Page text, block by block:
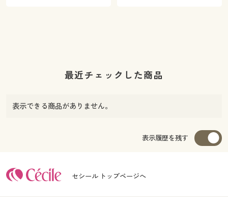
最近チェックした商品
表示できる商品がありません。
表示履歴を残す
セシール トップページへ